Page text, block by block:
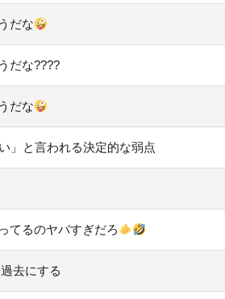
だな
だな????
だな
」と言われる決定的な弱点
てるのヤバすぎだろ
去にする